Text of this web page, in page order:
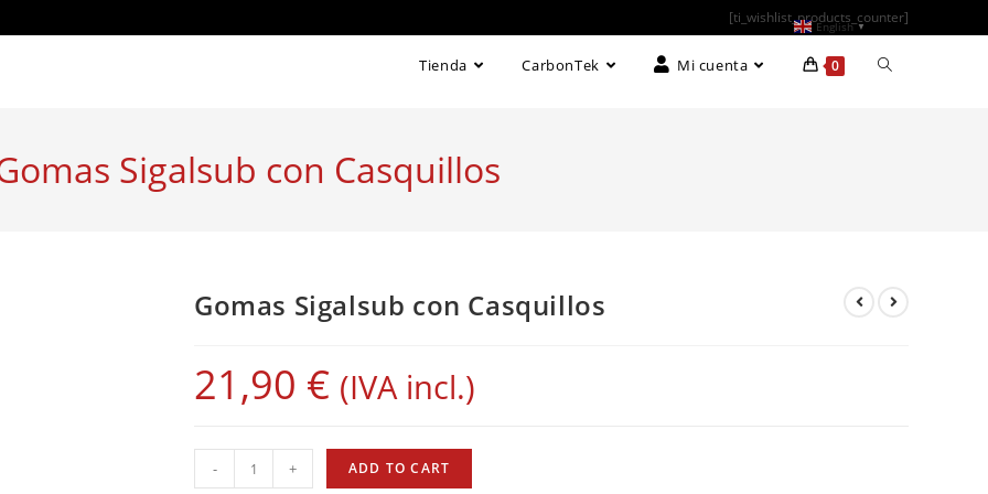
[ti_wishlist_products_counter]
Tienda CarbonTek Mi cuenta 0
Sigalsub con Casquillos
Gomas Sigalsub con Casquillos
21,90 € (IVA incl.)
Sigalsub
- + ADD TO CART
English ▼